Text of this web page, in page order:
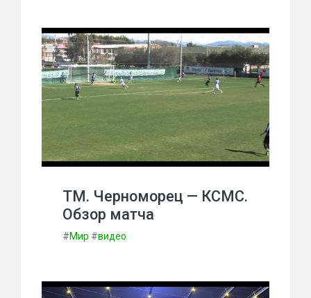
ТМ. Черноморец — КСМС.
Обзор матча
#Мир #видео